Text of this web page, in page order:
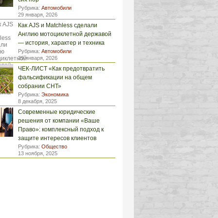
Рубрика: Автомобили
29 января, 2026
Как AJS и Matchless сделали
Англию мотоциклетной державой
— история, характер и техника
Рубрика: Автомобили
29 января, 2026
ЧЕК-ЛИСТ «Как предотвратить
фальсификации на общем
собрании СНТ»
Рубрика: Экономика
8 декабря, 2025
Современные юридические
решения от компании «Ваше
Право»: комплексный подход к
защите интересов клиентов
Рубрика: Общество
13 ноября, 2025